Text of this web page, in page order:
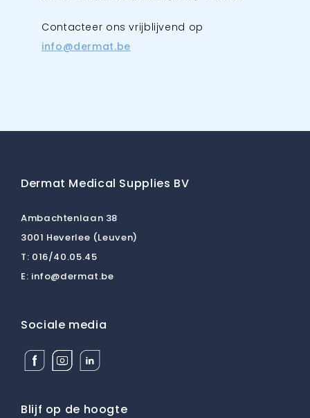
Contacteer ons vrijblijvend op
info@dermat.be
Dermat Medical Supplies BV
Ambachtenlaan 38
3001 Heverlee (Leuven)
T: 016/40.05.45
E: info@dermat.be
Sociale media
Facebook
Dermat
BV
Instagram
Dermat
BV
Linkedin
Dermat
BV
Blijf op de hoogte